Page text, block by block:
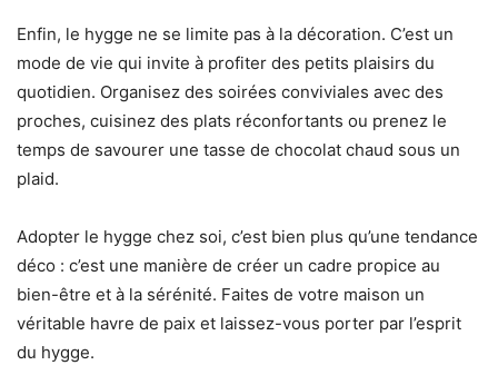
Enfin, le hygge ne se limite pas à la décoration. C’est un
mode de vie qui invite à profiter des petits plaisirs du
quotidien. Organisez des soirées conviviales avec des
proches, cuisinez des plats réconfortants ou prenez le
temps de savourer une tasse de chocolat chaud sous un
plaid.
Adopter le hygge chez soi, c’est bien plus qu’une tendance
déco : c’est une manière de créer un cadre propice au
bien-être et à la sérénité. Faites de votre maison un
véritable havre de paix et laissez-vous porter par l’esprit
du hygge.